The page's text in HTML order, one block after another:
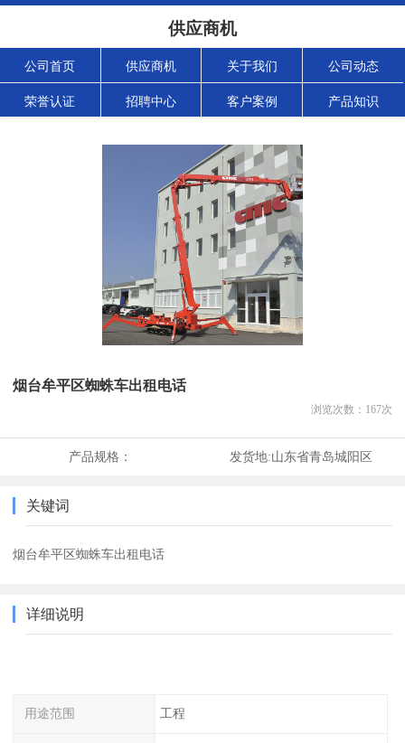
供应商机
公司首页 供应商机 关于我们 公司动态
荣誉认证 招聘中心 客户案例 产品知识
烟台牟平区蜘蛛车出租电话
浏览次数： 167次
产品规格： 发货地:山东省青岛城阳区
关键词
烟台牟平区蜘蛛车出租电话
详细说明
用途范围 工程